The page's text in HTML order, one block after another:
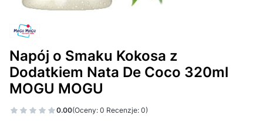
Napój o Smaku Kokosa z
Dodatkiem Nata De Coco 320ml
MOGU MOGU
0.00(Oceny: 0 Recenzje: 0)